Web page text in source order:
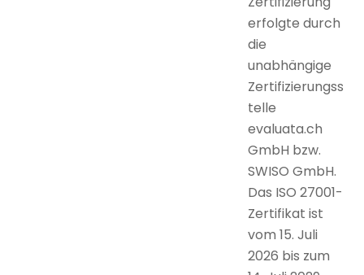
erfolgte durch
die
unabhängige
Zertifizierungss
telle
evaluata.ch
GmbH bzw.
SWISO GmbH.
Das ISO 27001-
Zertifikat ist
vom 15. Juli
2026 bis zum